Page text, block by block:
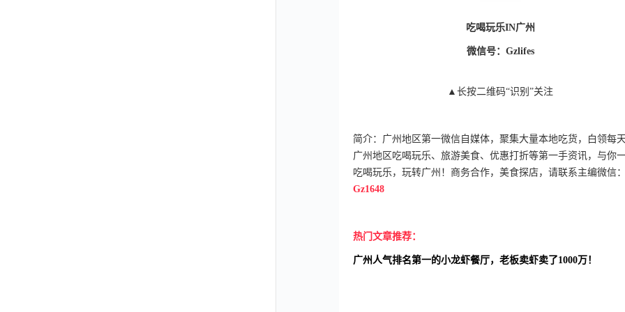
吃喝玩乐IN广州
微信号：Gzlifes
▲长按二维码“识别”关注
简介：广州地区第一微信自媒体，聚集大量本地吃货，白领每
广州地区吃喝玩乐、旅游美食、优惠打折等第一手资讯，与你一
吃喝玩乐，玩转广州！商务合作，美食探店，请联系主编微信：
Gz1648
热门文章推荐：
广州人气排名第一的小龙虾餐厅，老板卖虾卖了1000万！